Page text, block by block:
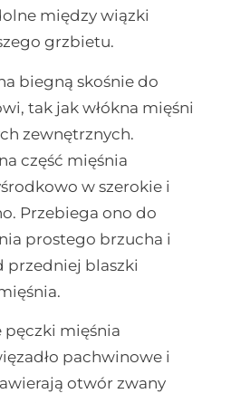
między wiązki
grzbietu.
biegną skośnie do
tak jak włókna mięśni
zewnętrznych.
część mięśnia
w szerokie i
Przebiega ono do
prostego brzucha i
przedniej blaszki
pęczki mięśnia
pachwinowe i
otwór zwany